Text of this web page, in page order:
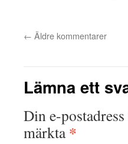
← Äldre kommentarer
Lämna ett
Din e-
märkta*